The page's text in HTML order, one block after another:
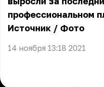
профессиональном
Источник / Фото
14 ноября 13:18 2021